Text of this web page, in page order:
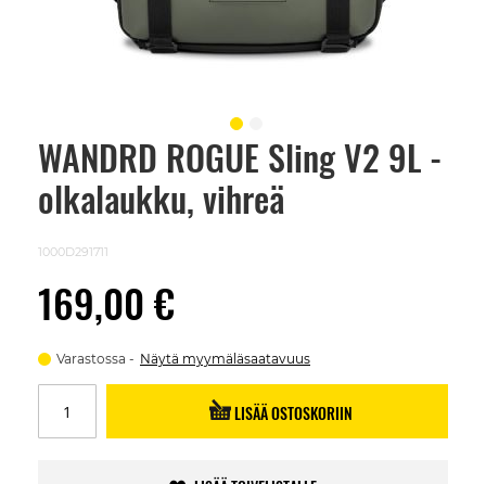
WANDRD ROGUE Sling V2 9L -
olkalaukku, vihreä
1000D291711
169,00 €
Varastossa Näytä myymäläsaatavuus
LISÄÄ OSTOSKORIIN
Skip
beginning
images